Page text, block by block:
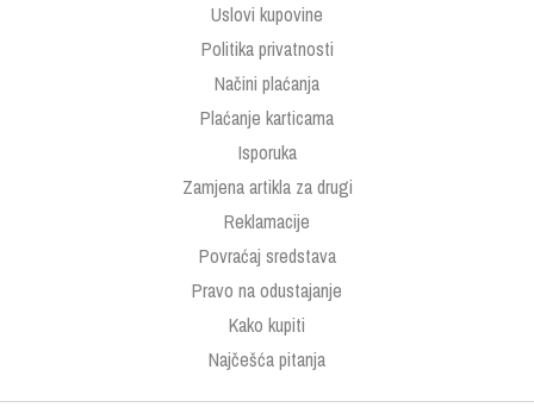
Uslovi kupovine
Politika privatnosti
Načini plaćanja
Plaćanje karticama
Isporuka
Zamjena artikla za drugi
Reklamacije
Povraćaj sredstava
Pravo na odustajanje
Kako kupiti
Najčešća pitanja